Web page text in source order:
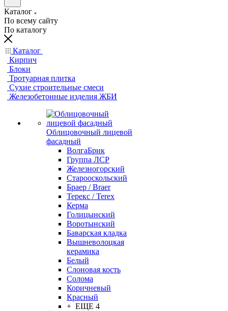
Каталог
По всему сайту
По каталогу
Каталог
Кирпич
Блоки
Тротуарная плитка
Сухие строительные смеси
Железобетонные изделия ЖБИ
Облицовочный лицевой
фасадный
ВолгаБрик
Группа ЛСР
Железногорский
Старооскольский
Браер / Braer
Терекс / Terex
Керма
Голицынский
Воротынский
Баварская кладка
Вышневолоцкая
керамика
Белый
Слоновая кость
Солома
Коричневый
Красный
+ ЕЩЕ 4